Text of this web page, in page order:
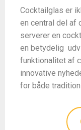
Cocktailglas er
en central del af
serverer en
en betydelig
funktionalitet af
innovative
for både